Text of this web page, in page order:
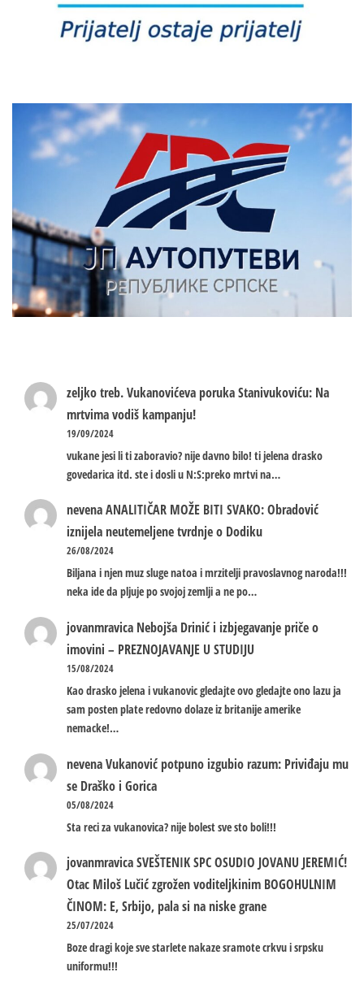
zeljko treb.Vukanovićeva poruka Stanivukoviću: Na
mrtvima vodiš kampanju!
19/09/2024
vukane jesi li ti zaboravio? nije davno bilo! ti jelena drasko
govedarica itd. ste i dosli u N:S:preko mrtvi na…
nevenaANALITIČAR MOŽE BITI SVAKO: Obradović
iznijela neutemeljene tvrdnje o Dodiku
26/08/2024
Biljana i njen muz sluge natoa i mrzitelji pravoslavnog naroda!!!
neka ide da pljuje po svojoj zemlji a ne po…
jovanmravica Nebojša Drinić i izbjegavanje priče o
imovini – PREZNOJAVANJE U STUDIJU
15/08/2024
Kao drasko jelena i vukanovic gledajte ovo gledajte ono lazu ja
sam posten plate redovno dolaze iz britanije amerike
nemacke!…
nevenaVukanović potpuno izgubio razum: Priviđaju mu
se Draško i Gorica
05/08/2024
Sta reci za vukanovica? nije bolest sve sto boli!!!
jovanmravicaSVEŠTENIK SPC OSUDIO JOVANU JEREMIĆ!
Otac Miloš Lučić zgrožen voditeljkinim BOGOHULNIM
ČINOM: E, Srbijo, pala si na niske grane
25/07/2024
Boze dragi koje sve starlete nakaze sramote crkvu i srpsku
uniformu!!!